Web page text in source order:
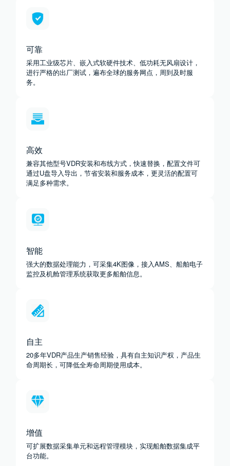
可靠
采用工业级芯片、嵌入式软硬件技术、低功耗无风扇设计，
进行严格的出厂测试，遍布全球的服务网点，周到及时服
务。
高效
兼容其他型号VDR安装和布线方式，快速替换，配置文件可
通过U盘导入导出，节省安装和服务成本，更灵活的配置可
满足多种需求。
智能
强大的数据处理能力，可采集4K图像，接入AMS、船舶电子
监控及机舱管理系统获取更多船舶信息。
自主
20多年VDR产品生产销售经验，具有自主知识产权，产品生
命周期长，可降低全寿命周期使用成本。
增值
可扩展数据采集单元和远程管理模块，实现船舶数据集成平
台功能。